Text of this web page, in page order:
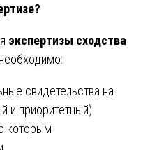
экспертизы сходства
свидетельства на
и приоритетный)
которым